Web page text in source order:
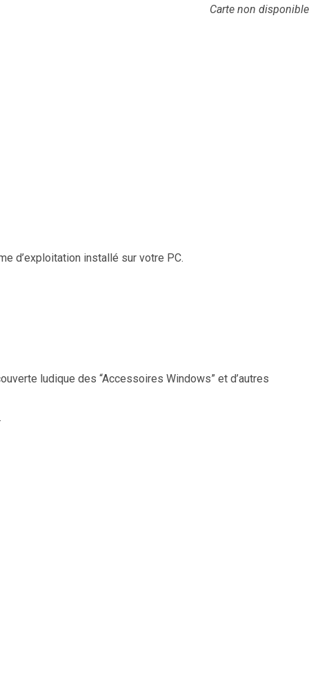
Carte non disponible
d’exploitation installé sur votre PC.
ludique des “Accessoires Windows” et d’autres